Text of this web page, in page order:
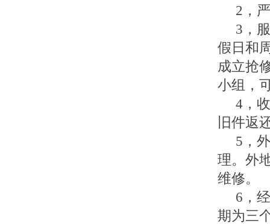
2，严
3，服
假日和
成立抢
小组，
4，收
旧件返
5，外
理。外
维修。
6，经
期为三